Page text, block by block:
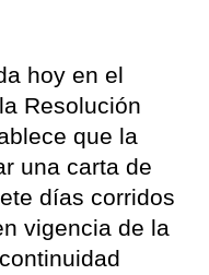
hoy en el
Resolución
que la
una carta de
días corridos
vigencia de la